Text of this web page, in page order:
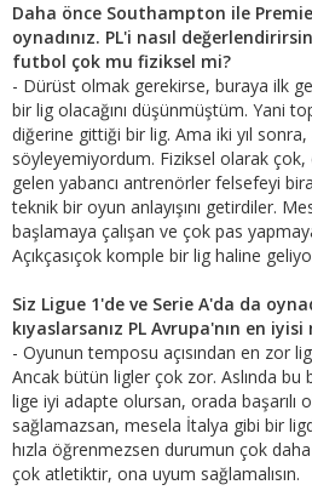
Daha önce Southampton ile
oynadınız. PL'i nasıl
futbol çok mu fiziksel mi?
- Dürüst olmak gerekirse, buraya ilk
bir lig olacağını düşünmüştüm. Yani
diğerine gittiği bir lig. Ama iki yıl sonra,
söyleyemiyordum. Fiziksel olarak
gelen yabancı antrenörler felsefeyi
teknik bir oyun anlayışını getirdiler.
başlamaya çalışan ve çok pas
Açıkçasıçok komple bir lig haline
Siz Ligue 1'de ve Serie A'da da
kıyaslarsanız PL Avrupa'nın en iyisi
- Oyunun temposu açısından en zor
Ancak bütün ligler çok zor. Aslında
lige iyi adapte olursan, orada başarılı
sağlamazsan, mesela İtalya gibi bir
hızla öğrenmezsen durumun çok
çok atletiktir, ona uyum sağlamalısın.